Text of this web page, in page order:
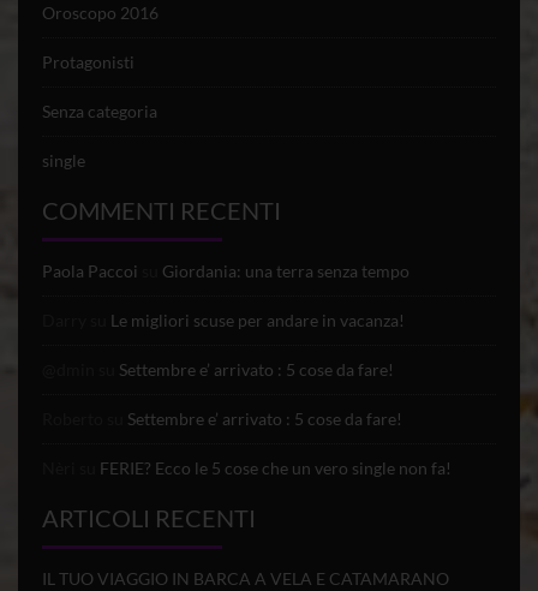
Oroscopo 2016
Protagonisti
Senza categoria
single
COMMENTI RECENTI
Paola Paccoi Giordania: una terra senza tempo
Le migliori scuse per andare in vacanza!
Settembre e’ arrivato : 5 cose da fare!
Settembre e’ arrivato : 5 cose da fare!
FERIE? Ecco le 5 cose che un vero single non fa!
ARTICOLI RECENTI
IL TUO VIAGGIO IN BARCA A VELA E CATAMARANO